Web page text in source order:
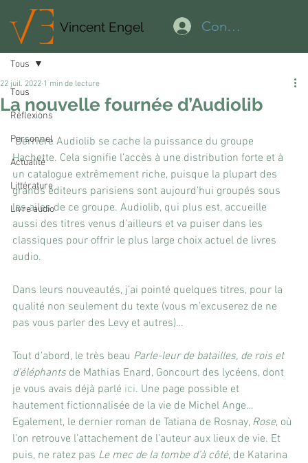
Connexion
Vincent Engel
Tous
Réflexions
Personnel
Actualité
Littérature
Livre audio
Tous
La nouvelle fournée d’Audiolib
22 juil. 2022 1 min de lecture
Derrière Audiolib se cache la puissance du groupe
Hachette. Cela signifie l’accès à une distribution forte et à
un catalogue extrêmement riche, puisque la plupart des
grands éditeurs parisiens sont aujourd’hui groupés sous
les ailes de ce groupe. Audiolib, qui plus est, accueille
aussi des titres venus d’ailleurs et va puiser dans les
classiques pour offrir le plus large choix actuel de livres
audio.
Dans leurs nouveautés, j’ai pointé quelques titres, pour la
qualité non seulement du texte (vous m’excuserez de ne
pas vous parler des Levy et autres)…
Tout d’abord, le très beau Parle-leur de batailles, de rois et
d’éléphants de Mathias Enard, Goncourt des lycéens, dont
je vous avais déjà parlé ici. Une page possible et
hautement fictionnalisée de la vie de Michel Ange…
Egalement, le dernier roman de Tatiana de Rosnay, Rose, où
l’on retrouve l’attachement de l’auteur aux lieux de vie. Et
puis, ne ratez pas Le mec de la tombe d’à côté, de Katarina